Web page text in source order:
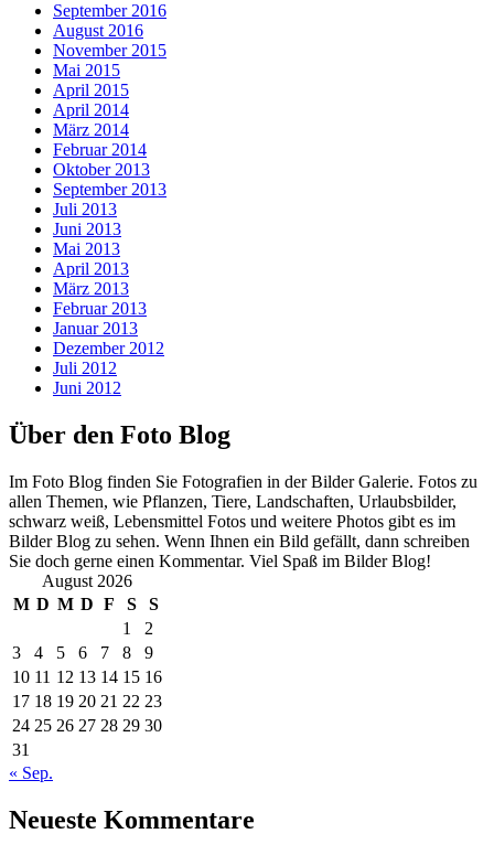
September 2016
August 2016
November 2015
Mai 2015
April 2015
April 2014
März 2014
Februar 2014
Oktober 2013
September 2013
Juli 2013
Juni 2013
Mai 2013
April 2013
März 2013
Februar 2013
Januar 2013
Dezember 2012
Juli 2012
Juni 2012
Über den Foto Blog
Im Foto Blog finden Sie Fotografien in der Bilder Galerie. Fotos zu
allen Themen, wie Pflanzen, Tiere, Landschaften, Urlaubsbilder,
schwarz weiß, Lebensmittel Fotos und weitere Photos gibt es im
Bilder Blog zu sehen. Wenn Ihnen ein Bild gefällt, dann schreiben
Sie doch gerne einen Kommentar. Viel Spaß im Bilder Blog!
August 2026
M D M D F S
S
1
2
3
4 5 6 7 8
9
10 11 12 13 14 15 16
17 18 19 20 21 22 23
24 25 26 27 28 29 30
31
« Sep.
Neueste Kommentare